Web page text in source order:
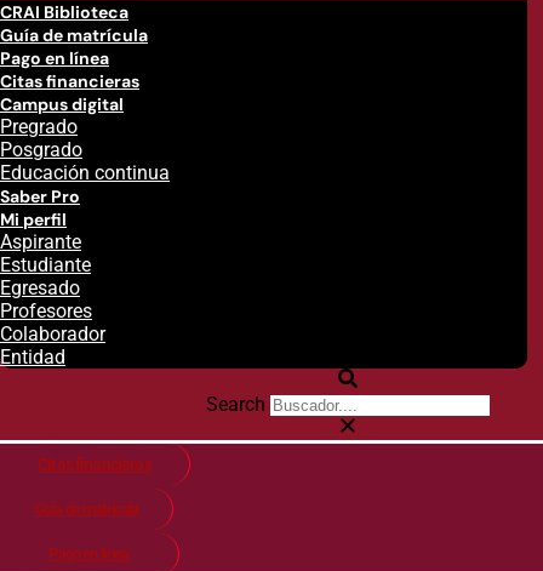
CRAI Biblioteca
Guía de matrícula
Pago en línea
Citas financieras
Campus digital
Pregrado
Posgrado
Educación continua
Saber Pro
Mi perfil
Aspirante
Estudiante
Egresado
Profesores
Colaborador
Entidad
Search
Citas financieras
Guía de matricula
Pago en línea